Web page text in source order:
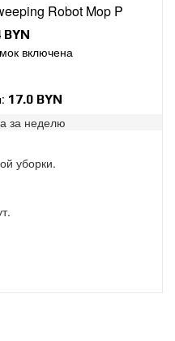
Robot Mop P
BYN
включена
платежей.
17.0 BYN
за неделю
уборки.